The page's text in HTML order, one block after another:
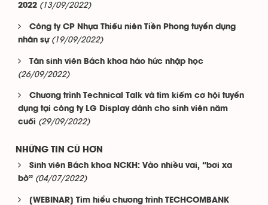
2022 (13/09/2022)
Công ty CP Nhựa Thiếu niên Tiền Phong tuyển dụng
nhân sự (19/09/2022)
Tân sinh viên Bách khoa háo hức nhập học
(26/09/2022)
Chương trình Technical Talk và tìm kiếm cơ hội tuyển
dụng tại công ty LG Display dành cho sinh viên năm
cuối (29/09/2022)
NHỮNG TIN CŨ HƠN
Sinh viên Bách khoa NCKH: Vào nhiều vai, “bơi xa
bờ” (04/07/2022)
[WEBINAR] Tìm hiểu chương trình TECHCOMBANK